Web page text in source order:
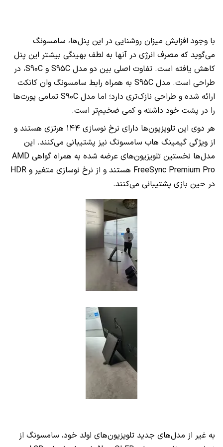
با وجود افزایش میزان روشنایی در این پنل‌ها، سامسونگ
می‌گوید که مصرف انرژی در آنها به لطف بهینگی بیشتر این پنل
کاهش یافته است. تفاوت اصلی بین دو مدل S95C و S90C، در
طراحی است. مدل S95C به همراه رابط سامسونگ وان کانکت
ارائه شده و طراحی نازک‌تری دارد؛ اما مدل S90C تمامی پورت‌ها
را در پشت خود داشته و کمی ضخیم‌تر است.
هر دوی این تلویزیون‌ها دارای نرخ نوسازی ۱۴۴ هرتزی هستند و
از ویژگی گیمینگ هاب سامسونگ نیز پشتیبانی می‌کنند. این
مدل‌ها نخستین تلویزیون‌های عرضه شده به همراه گواهی AMD
FreeSync Premium Pro هستند و از نرخ نوسازی متغیر و HDR
در حین بازی پشتیبانی می‌کنند.
به غیر از مدل‌های جدید تلویزیون‌های اولد خود، سامسونگ از